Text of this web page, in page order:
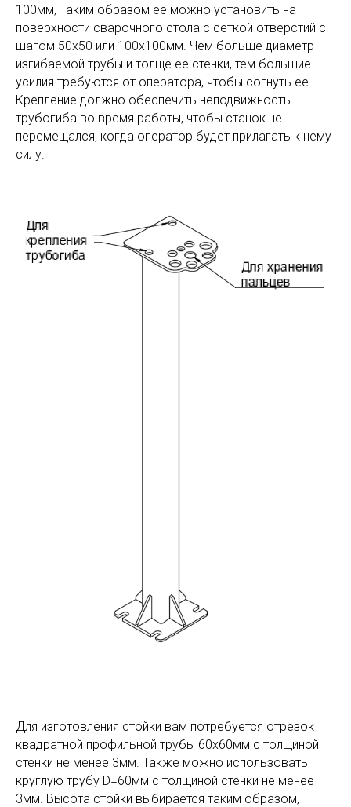
100мм, Таким образом ее можно установить на
поверхности сварочного стола с сеткой отверстий с
шагом 50х50 или 100х100мм. Чем больше диаметр
изгибаемой трубы и толще ее стенки, тем большие
усилия требуются от оператора, чтобы согнуть ее.
Крепление должно обеспечить неподвижность
трубогиба во время работы, чтобы станок не
перемещался, когда оператор будет прилагать к нему
силу.
Для изготовления стойки вам потребуется отрезок
квадратной профильной трубы 60x60мм с толщиной
стенки не менее 3мм. Также можно использовать
круглую трубу D=60мм с толщиной стенки не менее
3мм. Высота стойки выбирается таким образом,